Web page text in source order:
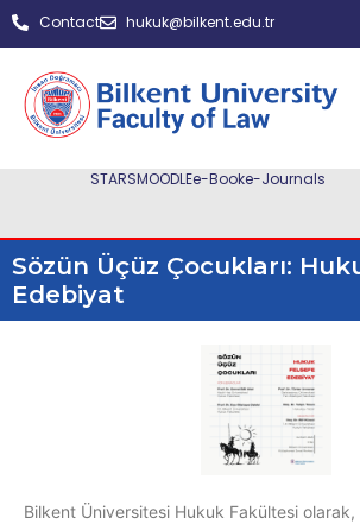
Contact hukuk@bilkent.edu.tr
STARSMOODLEe-Booke-Journals
Sözün Üçüz Çocukları:
Edebiyat
Bilkent Üniversitesi Hukuk Fakültesi